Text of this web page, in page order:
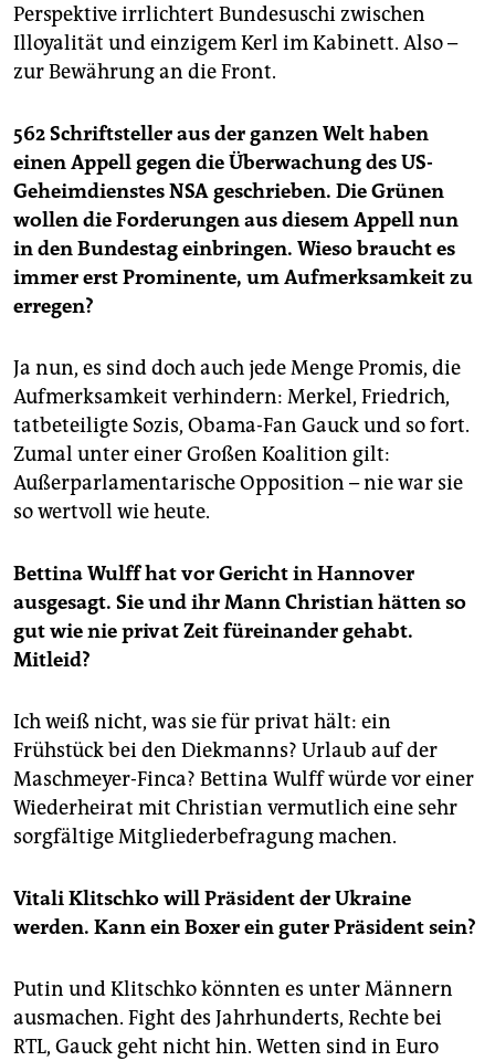
Perspektive irrlichtert Bundesuschi zwischen
Illoyalität und einzigem Kerl im Kabinett. Also –
zur Bewährung an die Front.
562 Schriftsteller aus der ganzen Welt haben
einen Appell gegen die Überwachung des US-
Geheimdienstes NSA geschrieben. Die Grünen
wollen die Forderungen aus diesem Appell nun
in den Bundestag einbringen. Wieso braucht es
immer erst Prominente, um Aufmerksamkeit zu
erregen?
Ja nun, es sind doch auch jede Menge Promis, die
Aufmerksamkeit verhindern: Merkel, Friedrich,
tatbeteiligte Sozis, Obama-Fan Gauck und so fort.
Zumal unter einer Großen Koalition gilt:
Außerparlamentarische Opposition – nie war sie
so wertvoll wie heute.
Bettina Wulff hat vor Gericht in Hannover
ausgesagt. Sie und ihr Mann Christian hätten so
gut wie nie privat Zeit füreinander gehabt.
Mitleid?
Ich weiß nicht, was sie für privat hält: ein
Frühstück bei den Diekmanns? Urlaub auf der
Maschmeyer-Finca? Bettina Wulff würde vor einer
Wiederheirat mit Christian vermutlich eine sehr
sorgfältige Mitgliederbefragung machen.
Vitali Klitschko will Präsident der Ukraine
werden. Kann ein Boxer ein guter Präsident sein?
Putin und Klitschko könnten es unter Männern
ausmachen. Fight des Jahrhunderts, Rechte bei
RTL, Gauck geht nicht hin. Wetten sind in Euro